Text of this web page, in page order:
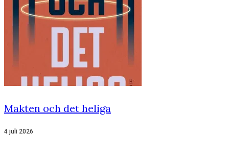
Makten och det heliga
4 juli 2026